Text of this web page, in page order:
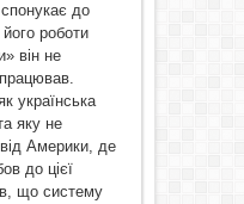
до
роботи
він не
українська
яку не
Америки, де
до цієї
що систему